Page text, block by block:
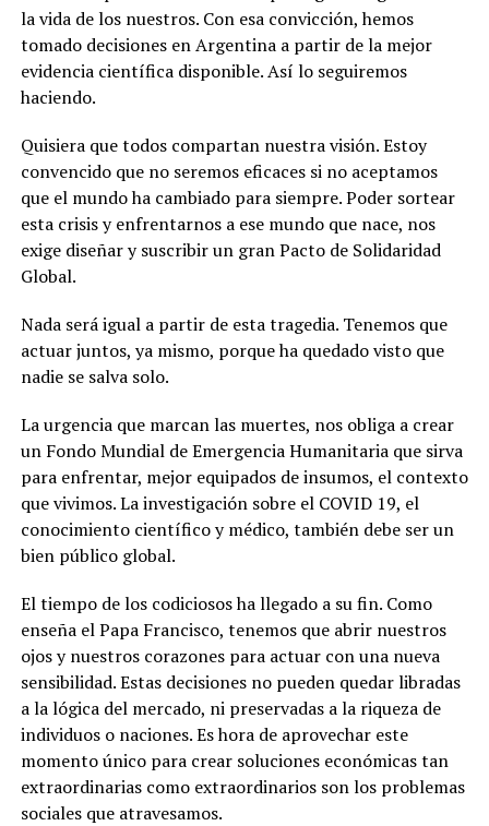
la vida de los nuestros. Con esa convicción, hemos
tomado decisiones en Argentina a partir de la mejor
evidencia científica disponible. Así lo seguiremos
haciendo.
Quisiera que todos compartan nuestra visión. Estoy
convencido que no seremos eficaces si no aceptamos
que el mundo ha cambiado para siempre. Poder sortear
esta crisis y enfrentarnos a ese mundo que nace, nos
exige diseñar y suscribir un gran Pacto de Solidaridad
Global.
Nada será igual a partir de esta tragedia. Tenemos que
actuar juntos, ya mismo, porque ha quedado visto que
nadie se salva solo.
La urgencia que marcan las muertes, nos obliga a crear
un Fondo Mundial de Emergencia Humanitaria que sirva
para enfrentar, mejor equipados de insumos, el contexto
que vivimos. La investigación sobre el COVID 19, el
conocimiento científico y médico, también debe ser un
bien público global.
El tiempo de los codiciosos ha llegado a su fin. Como
enseña el Papa Francisco, tenemos que abrir nuestros
ojos y nuestros corazones para actuar con una nueva
sensibilidad. Estas decisiones no pueden quedar libradas
a la lógica del mercado, ni preservadas a la riqueza de
individuos o naciones. Es hora de aprovechar este
momento único para crear soluciones económicas tan
extraordinariascomo extraordinariosson los problemas
sociales que atravesamos.